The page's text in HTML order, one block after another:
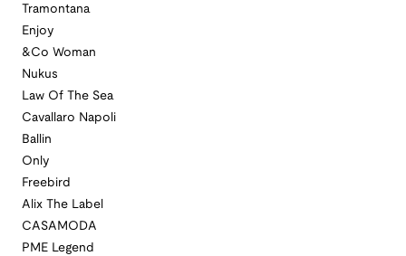
Tramontana
Enjoy
&Co Woman
Nukus
Law Of The Sea
Cavallaro Napoli
Ballin
Only
Freebird
Alix The Label
CASAMODA
PME Legend